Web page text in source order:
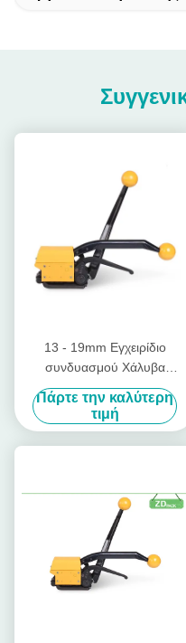
13 - 19mm Εγχειρίδιο
συνδυασμού Χάλυβα
Εργαλεία Strapping χωρίς
σφραγίδα Εργαλεία
Strapping
Πάρτε την καλύτερη
τιμή